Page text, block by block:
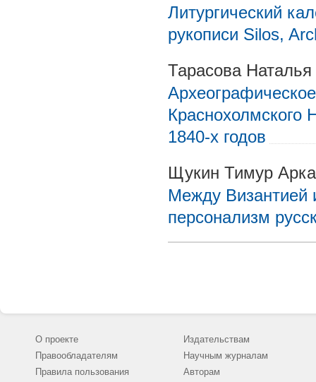
Литургический
рукописи Silos,
Тарасова
Краснохолмского
1840-х годов
Щукин Тимур
Между Византией
персонализм
О проекте
Правообладателям
Правила пользования
Издательствам
Научным журналам
Авторам